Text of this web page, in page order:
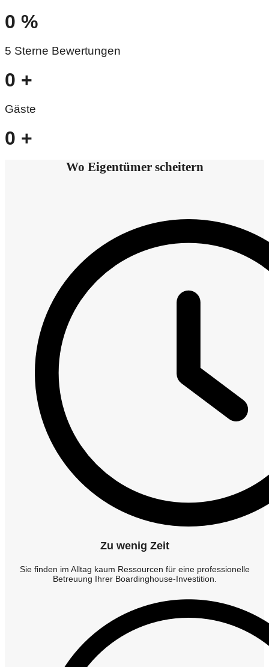
0 %
5 Sterne Bewertungen
0 +
Gäste
0 +
Wo Eigentümer scheitern
Zu wenig Zeit
Sie finden im Alltag kaum Ressourcen für eine professionelle
Betreuung Ihrer Boardinghouse-Investition.